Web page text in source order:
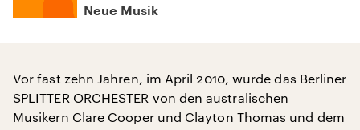
Neue Musik
Vor fast zehn Jahren, im April 2010, wurde das Berliner
SPLITTER ORCHESTER von den australischen
Musikern Clare Cooper und Clayton Thomas und dem